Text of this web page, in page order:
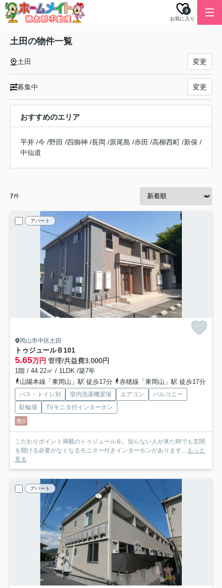
お気に入り
0
土田の物件一覧
土田 変更
募集中 変更
おすすめのエリア
平井 /今 /野田 /四御神 /長岡 /原尾島 /赤田 /高柳西町 /新保 /
中仙道
7件
アパート
岡山市中区土田
トゥジュールＢ 101
5.65万円 管理/共益費3,000円
1階 / 44.22㎡ / 1LDK /築7年
山陽本線「東岡山」駅 徒歩17分
赤穂線「東岡山」駅 徒歩17分
バス・トイレ別 室内洗濯機置場 エアコン
バルコニー
駐輪場
TVモニタ付インターホン
敷0
こだわりポイント満載のトゥジュールＢ。知らない人が来た時でも玄関
を開ける必要がなくなるモニター付きインターホンがあります... もっと
見る
アパート